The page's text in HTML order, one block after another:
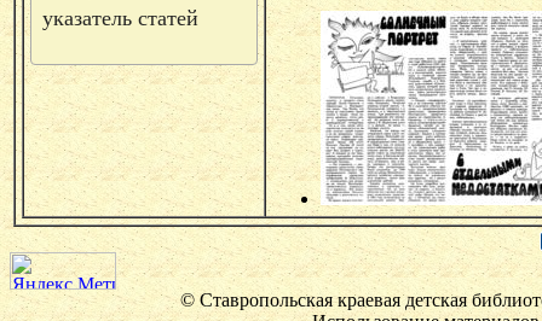
указатель статей
© Ставропольская краевая детская